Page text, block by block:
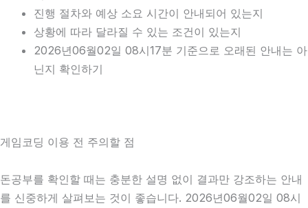
진행 절차와 예상 소요 시간이 안내되어 있는지
상황에 따라 달라질 수 있는 조건이 있는지
2026년06월02일 08시17분 기준으로 오래된 안내는 아
닌지 확인하기
게임코딩 이용 전 주의할 점
돈공부를 확인할 때는 충분한 설명 없이 결과만 강조하는 안내
를 신중하게 살펴보는 것이 좋습니다. 2026년06월02일 08시